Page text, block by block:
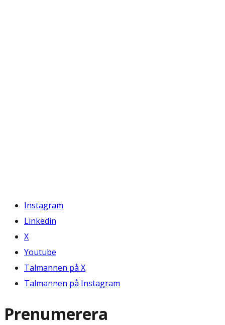
Instagram
Linkedin
X
Youtube
Talmannen på X
Talmannen på Instagram
Prenumerera